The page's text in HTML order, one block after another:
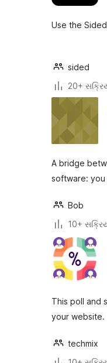
Use the
sided
20+
A bridge
software:
Bob
10+
This poll and
your
techmix